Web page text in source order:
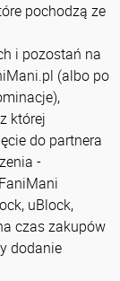
pochodzą ze
i pozostań na
(albo po
której
do partnera
-
uBlock,
czas zakupów
dodanie